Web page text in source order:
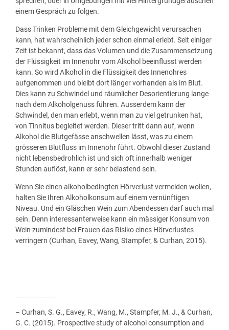
einem Gespräch zu folgen.
Dass Trinken Probleme mit dem Gleichgewicht verursachen
kann, hat wahrscheinlich jeder schon einmal erlebt. Seit einiger
Zeit ist bekannt, dass das Volumen und die Zusammensetzung
der Flüssigkeit im Innenohr vom Alkohol beeinflusst werden
kann. So wird Alkohol in die Flüssigkeit des Innenohres
aufgenommen und bleibt dort länger vorhanden als im Blut.
Dies kann zu Schwindel und räumlicher Desorientierung lange
nach dem Alkoholgenuss führen. Ausserdem kann der
Schwindel, den man erlebt, wenn man zu viel getrunken hat,
von Tinnitus begleitet werden. Dieser tritt dann auf, wenn
Alkohol die Blutgefässe anschwellen lässt, was zu einem
grösseren Blutfluss im Innenohr führt. Obwohl dieser Zustand
nicht lebensbedrohlich ist und sich oft innerhalb weniger
Stunden auflöst, kann er sehr belastend sein.
Wenn Sie einen alkoholbedingten Hörverlust vermeiden wollen,
halten Sie Ihren Alkoholkonsum auf einem vernünftigen
Niveau. Und ein Gläschen Wein zum Abendessen darf auch mal
sein. Denn interessanterweise kann ein mässiger Konsum von
Wein zumindest bei Frauen das Risiko eines Hörverlustes
verringern (Curhan, Eavey, Wang, Stampfer, & Curhan, 2015).
– Curhan, S. G., Eavey, R., Wang, M., Stampfer, M. J., & Curhan,
G. C. (2015). Prospective study of alcohol consumption and